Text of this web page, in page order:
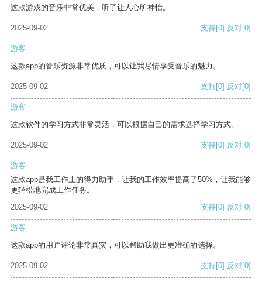
这款游戏的音乐非常优美，听了让人心旷神怡。
2025-09-02 支持[0] 反对[0]
游客
这款app的音乐资源非常优质，可以让我尽情享受音乐的魅力。
2025-09-02 支持[0] 反对[0]
游客
这款软件的学习方式非常灵活，可以根据自己的需求选择学习方式。
2025-09-02 支持[0] 反对[0]
游客
这款app是我工作上的得力助手，让我的工作效率提高了50%，让我能够
更轻松地完成工作任务。
2025-09-02
支持[0] 反对[0]
游客
这款app的用户评论非常真实，可以帮助我做出更准确的选择。
2025-09-02 支持[0] 反对[0]